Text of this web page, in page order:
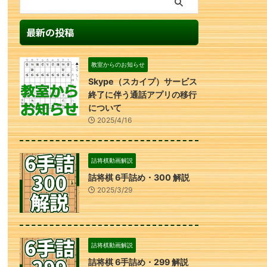
最新の投稿
教室からのお知らせ
Skype（スカイプ）サービス
終了に伴う通話アプリの移行
について
2025/4/16
詰将棋動画解説
詰将棋 6手詰め・300 解説
2025/3/29
詰将棋動画解説
詰将棋 6手詰め・299 解説